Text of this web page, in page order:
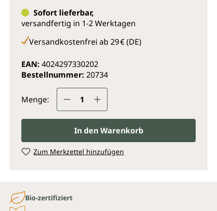
Sofort lieferbar,
versandfertig in 1-2 Werktagen
Versandkostenfrei ab 29 € (DE)
EAN: 4024297330202
Bestellnummer: 20734
Menge: Produkt Anzahl: Gib den
In den Warenkorb
Zum Merkzettel hinzufügen
Bio-zertifiziert